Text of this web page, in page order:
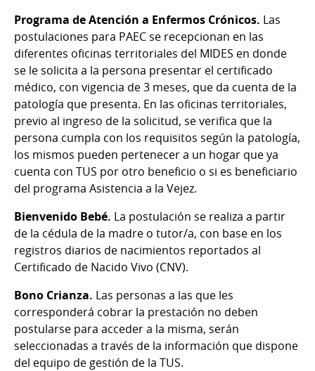
Programa de Atención a Enfermos Crónicos. Las
postulaciones para PAEC se recepcionan en las
diferentes oficinas territoriales del MIDES en donde
se le solicita a la persona presentar el certificado
médico, con vigencia de 3 meses, que da cuenta de la
patología que presenta. En las oficinas territoriales,
previo al ingreso de la solicitud, se verifica que la
persona cumpla con los requisitos según la patología,
los mismos pueden pertenecer a un hogar que ya
cuenta con TUS por otro beneficio o si es beneficiario
del programa Asistencia a la Vejez.
Bienvenido Bebé. La postulación se realiza a partir
de la cédula de la madre o tutor/a, con base en los
registros diarios de nacimientos reportados al
Certificado de Nacido Vivo (CNV).
Bono Crianza. Las personas a las que les
corresponderá cobrar la prestación no deben
postularse para acceder a la misma, serán
seleccionadas a través de la información que dispone
del equipo de gestión de la TUS.